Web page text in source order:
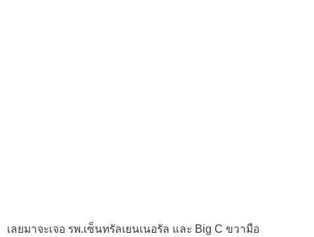
เลยมาจะเจอ รพ.เซ็นทรัลเยนเนอรัล และ Big C ขวามือ